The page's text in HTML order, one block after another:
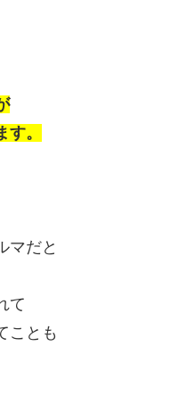
。
マだと
て
ことも